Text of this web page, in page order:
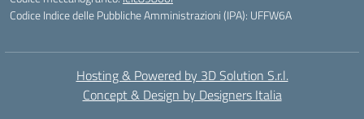
Codice Indice delle Pubbliche Amministrazioni (IPA): UFFW6A
Hosting & Powered by 3D Solution S.r.l.
Concept & Design by Designers Italia